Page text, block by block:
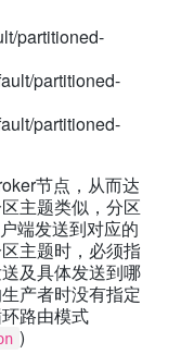
partitioned-
partitioned-
partitioned-
节点，从而达
主题类似，分区
端发送到对应的
主题时，必须指
及具体发送到哪
产者时没有指定
路由模式
)